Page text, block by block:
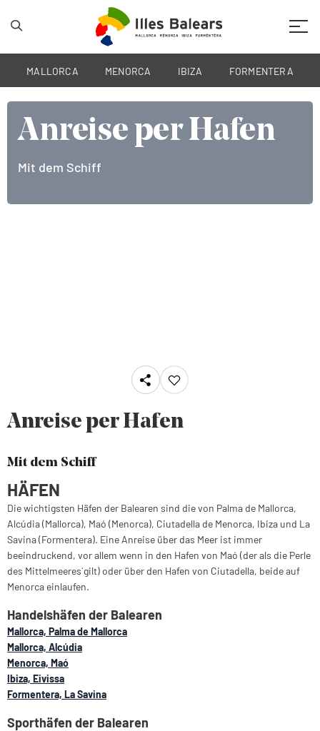
MALLORCA MENORCA IBIZA FORMENTERA
Anreise per Hafen
Mit dem Schiff
Anreise per Hafen
Mit dem Schiff
Anreise per Hafen
Mit dem Schiff
Anreise per Hafen
Mit dem Schiff
HÄFEN
Die wichtigsten Häfen der Balearen sind die von Palma de Mallorca,
Alcúdia (Mallorca), Maó (Menorca), Ciutadella de Menorca, Ibiza und La
Savina (Formentera). Eine Anreise über das Meer ist immer
beeindruckend, vor allem wenn in den Hafen von Maó (der als die `Perle
des Mittelmeeres´ gilt) oder über den Hafen von Ciutadella, beide auf
Menorca einlaufen.
Handelshäfen der Balearen
Mallorca, Palma de Mallorca
Mallorca, Alcúdia
Menorca, Maó
Ibiza, Eivissa
Formentera, La Savina
Sporthäfen der Balearen